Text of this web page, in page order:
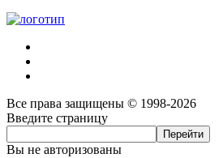
Все права защищены © 1998-2026
Введите страницу
Вы не авторизованы